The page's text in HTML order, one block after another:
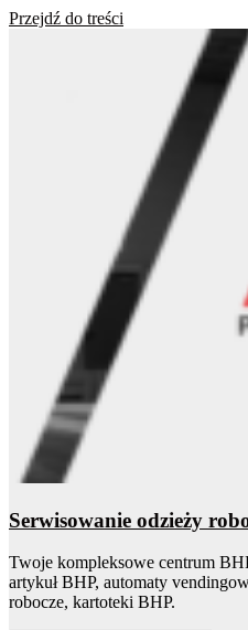
Przejdź do treści
Serwisowanie odzieży
Twoje kompleksowe centrum
artykuł BHP, automaty
robocze, kartoteki BHP.